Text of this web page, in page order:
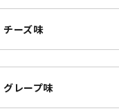
チーズ味
グレープ味